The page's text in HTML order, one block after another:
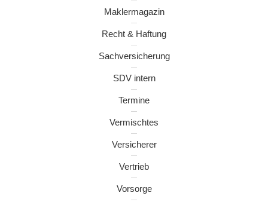
Maklermagazin
Recht & Haftung
Sachversicherung
SDV intern
Termine
Vermischtes
Versicherer
Vertrieb
Vorsorge